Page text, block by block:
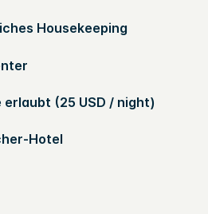
Housekeeping
erlaubt (25 USD / night)
Hotel